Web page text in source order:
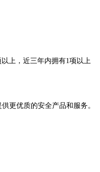
上，近三年内拥有1项以上
更优质的安全产品和服务。